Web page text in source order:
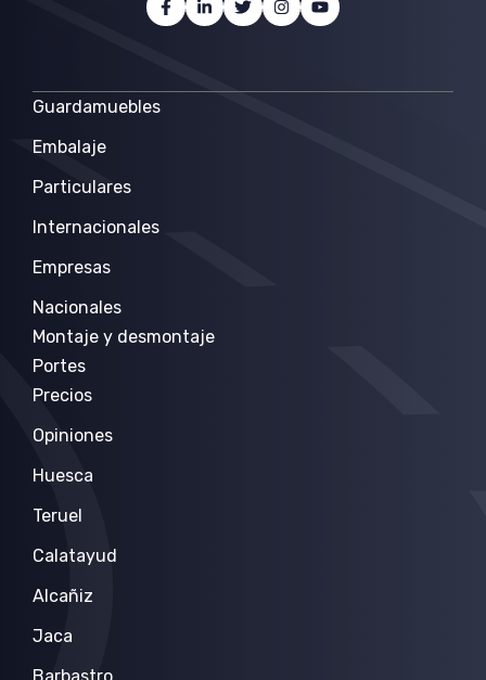
Guardamuebles
Embalaje
Particulares
Internacionales
Empresas
Nacionales
Montaje y desmontaje
Portes
Precios
Opiniones
Huesca
Teruel
Calatayud
Alcañiz
Jaca